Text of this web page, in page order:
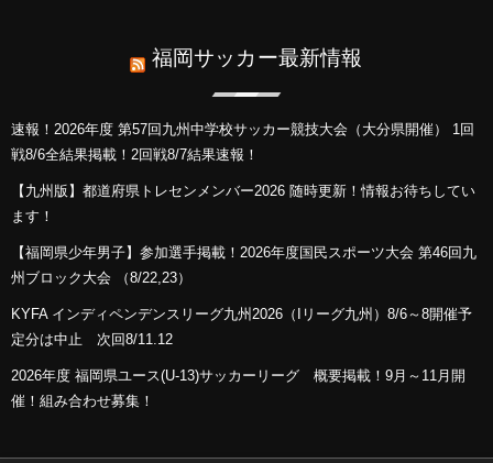
福岡サッカー最新情報
速報！2026年度 第57回九州中学校サッカー競技大会（大分県開催） 1回
戦8/6全結果掲載！2回戦8/7結果速報！
【九州版】都道府県トレセンメンバー2026 随時更新！情報お待ちしてい
ます！
【福岡県少年男子】参加選手掲載！2026年度国民スポーツ大会 第46回九
州ブロック大会 （8/22,23）
KYFA インディペンデンスリーグ九州2026（Iリーグ九州）8/6～8開催予
定分は中止 次回8/11.12
2026年度 福岡県ユース(U-13)サッカーリーグ 概要掲載！9月～11月開
催！組み合わせ募集！